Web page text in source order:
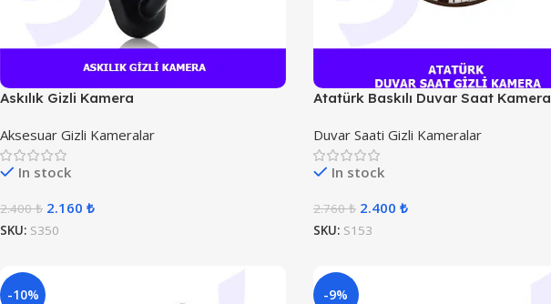
Askılık Gizli Kamera
Aksesuar Gizli Kameralar
In stock
2.400₺ 2.160 ₺
SKU: S350
Atatürk Baskılı Duvar Saat Kamera
Duvar Saati Gizli Kameralar
In stock
2.760₺ 2.400 ₺
SKU: S153
-10% -9%